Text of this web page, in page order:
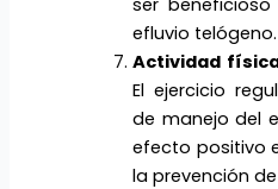
efluvio telógeno.
Actividad
El ejercicio
de manejo del
efecto positivo
la prevención